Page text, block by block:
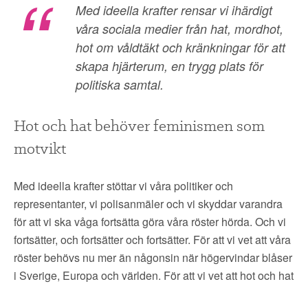
Med ideella krafter rensar vi ihärdigt
våra sociala medier från hat, mordhot,
hot om våldtäkt och kränkningar för att
skapa hjärterum, en trygg plats för
politiska samtal.
Hot och hat behöver feminismen som
motvikt
Med ideella krafter stöttar vi våra politiker och
representanter, vi polisanmäler och vi skyddar varandra
för att vi ska våga fortsätta göra våra röster hörda. Och vi
fortsätter, och fortsätter och fortsätter. För att vi vet att våra
röster behövs nu mer än någonsin när högervindar blåser
i Sverige, Europa och världen. För att vi vet att hot och hat